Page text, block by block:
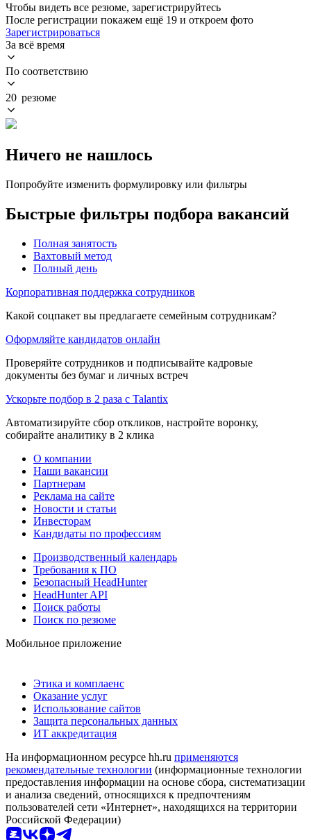
Чтобы видеть все резюме, зарегистрируйтесь
После регистрации покажем ещё 19 и откроем фото
Зарегистрироваться
За всё время
По соответствию
20 резюме
Ничего не нашлось
Попробуйте изменить формулировку или фильтры
Быстрые фильтры подбора вакансий
Полная занятость
Вахтовый метод
Полный день
Корпоративная поддержка сотрудников
Какой соцпакет вы предлагаете семейным сотрудникам?
Оформляйте кандидатов онлайн
Проверяйте сотрудников и подписывайте кадровые
документы без бумаг и личных встреч
Ускорьте подбор в 2 раза с Talantix
Автоматизируйте сбор откликов, настройте воронку,
собирайте аналитику в 2 клика
О компании
Наши вакансии
Партнерам
Реклама на сайте
Новости и статьи
Инвесторам
Кандидаты по профессиям
Производственный календарь
Требования к ПО
Безопасный HeadHunter
HeadHunter API
Поиск работы
Поиск по резюме
Мобильное приложение
Этика и комплаенс
Оказание услуг
Использование сайтов
Защита персональных данных
ИТ аккредитация
На информационном ресурсе hh.ru применяются
рекомендательные технологии (информационные технологии
предоставления информации на основе сбора, систематизации
и анализа сведений, относящихся к предпочтениям
пользователей сети «Интернет», находящихся на территории
Российской Федерации)